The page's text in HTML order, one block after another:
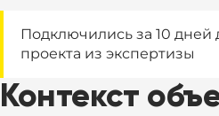
Подключились за 10 дней
проекта из экспертизы
Контекст